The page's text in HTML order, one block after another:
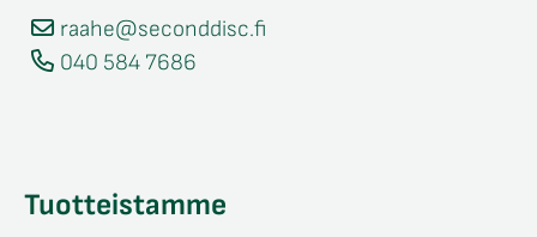
raahe@seconddisc.fi
040 584 7686
Tuotteistamme